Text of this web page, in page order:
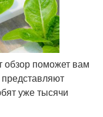
обзор поможет вам
уже тысячи